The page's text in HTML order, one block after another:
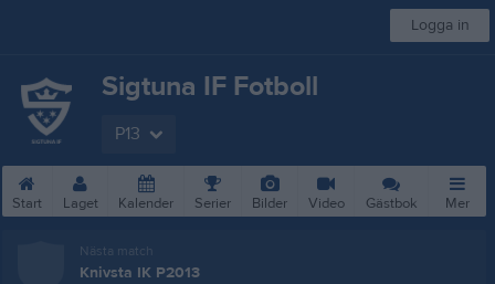
Logga in
Sigtuna IF Fotboll
P13
Start Laget Kalender Serier Bilder Video Gästbok Mer
Nästa match
Knivsta IK P2013